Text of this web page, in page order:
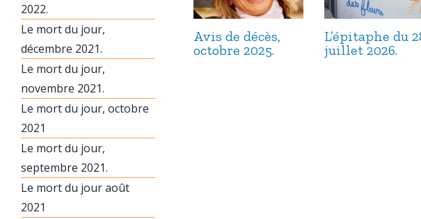
Avis de décès,
octobre 2025.
L’épitaphe du
juillet 2026.
2022.
Le mort du jour,
décembre 2021.
Le mort du jour,
novembre 2021.
Le mort du jour, octobre
2021
Le mort du jour,
septembre 2021.
Le mort du jour août
2021